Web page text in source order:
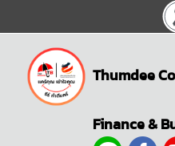
Thumdee
Finance &